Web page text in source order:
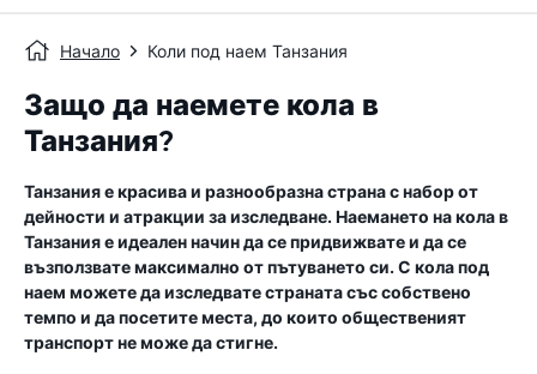
Начало Коли под наем Танзания
Защо да наемете кола в
Танзания?
Танзания е красива и разнообразна страна с набор от
дейности и атракции за изследване. Наемането на кола в
Танзания е идеален начин да се придвижвате и да се
възползвате максимално от пътуването си. С кола под
наем можете да изследвате страната със собствено
темпо и да посетите места, до които общественият
транспорт не може да стигне.